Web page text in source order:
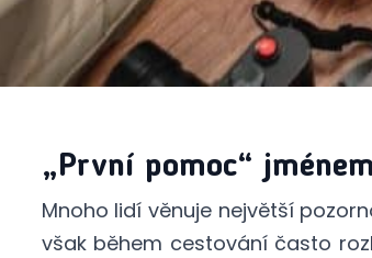
„První pomoc“
Mnoho lidí věnuje největší
však během cestování často